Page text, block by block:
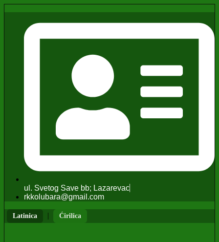
ul. Svetog Save bb; Lazarevac
rkkolubara@gmail.com
Latinica | Ćirilica